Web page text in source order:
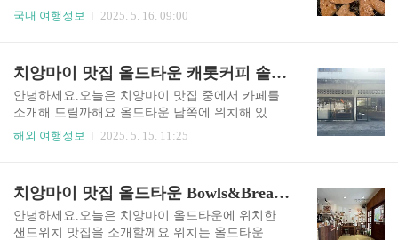
파워가 있기에글루타치온도 잘 만들겠지 하는 믿
음이 갔어요. 좋은성분 코오롱제약 글루타치온은
C, 미국산 화이트토마토 추출물프랑스산 엘라스
틴, 비타민E, 18종의 아미노산 등이 함유되어 있어
요.일단 외국산은 ..
우연히 들렸다가 반해서 몇년째 꾸준히 가고 있는
에 가족들과 함께 갔었다가근처에서 온가족이 식
사를 할만한 곳이 없을까 찾아보다가 가게 되었어
요.예약없이 갔었는데 사람이 많아서 조금 대기를
했다가 식사를 했었고요. 그 이후로는 미리 예약을
해두고 가서 식사를 했어요.강강술래 늘봄농원점
도 온가족이 만장일치 맛있다고 한 거의 유일무이
한 곳이었죠.어떤때는 온가족이 너무 많..
국내 여행정보 2025. 5. 16. 09:00
치앙마이 맛집 올드타운 캐롯커피 솔직 후기
안녕하세요.오늘은 치앙마이 맛집 중에서 카페를
소개해 드릴까해요.올드타운 남쪽에 위치해 있는
캐롯커피입니다. 치앙마이 캐롯 커피클릭해서 구
에게 인기있는 곳만 찾아 다니는게 싫었거든요.그
땐 나만의 스타일로 여행을 하고 싶었기에 굳이 유
명하다는 곳은 덜 갔었던거 같아요. 그러다가 지난
해외 여행정보 2025. 5. 15. 11:25
치앙마이 맛집 올드타운 Bowls&Breads 또 먹고 싶은 샌드위치 맛집
안녕하세요.오늘은 치앙마이 올드타운에 위치한
샌드위치 맛집을 소개할께요.위치는 올드타운 남